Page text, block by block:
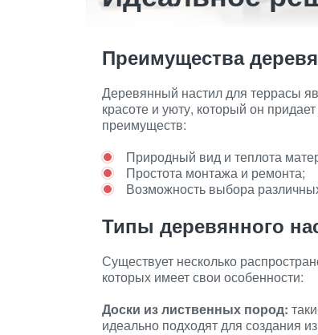
Преимущества
Деревянный настил для террасы
красоте и уюту, который он
преимуществ:
Природный вид и теплота
Простота монтажа и ремонта;
Возможность выбора
Типы деревянного
Существует несколько
которых имеет свои особенности:
Доски из лиственных пород:
идеально подходят для создания